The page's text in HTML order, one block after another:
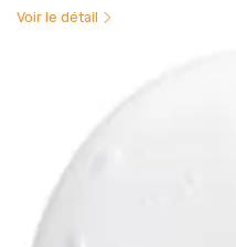
Voir le détail